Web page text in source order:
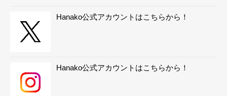
Hanako公式アカウントはこちらから！
Hanako公式アカウントはこちらから！